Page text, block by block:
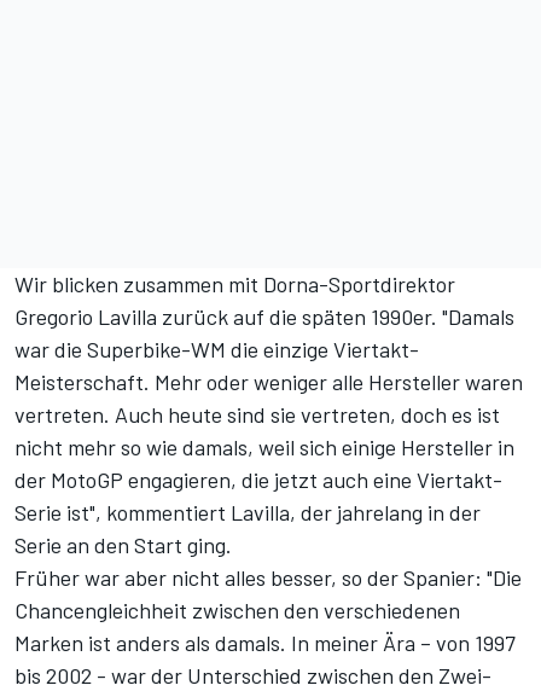
Wir blicken zusammen mit Dorna-Sportdirektor
Gregorio Lavilla zurück auf die späten 1990er. "Damals
war die Superbike-WM die einzige Viertakt-
Meisterschaft. Mehr oder weniger alle Hersteller waren
vertreten. Auch heute sind sie vertreten, doch es ist
nicht mehr so wie damals, weil sich einige Hersteller in
der MotoGP engagieren, die jetzt auch eine Viertakt-
Serie ist", kommentiert Lavilla, der jahrelang in der
Serie an den Start ging.
Früher war aber nicht alles besser, so der Spanier: "Die
Chancengleichheit zwischen den verschiedenen
Marken ist anders als damals. In meiner Ära – von 1997
bis 2002 - war der Unterschied zwischen den Zwei-